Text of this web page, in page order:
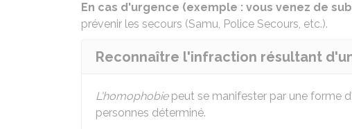
En cas d'urgence (exemple : vous venez de
prévenir les secours (Samu, Police Secours, etc.).
Reconnaître l'infraction résultant
L'homophobiepeut se manifester par une forme
personnes déterminé.